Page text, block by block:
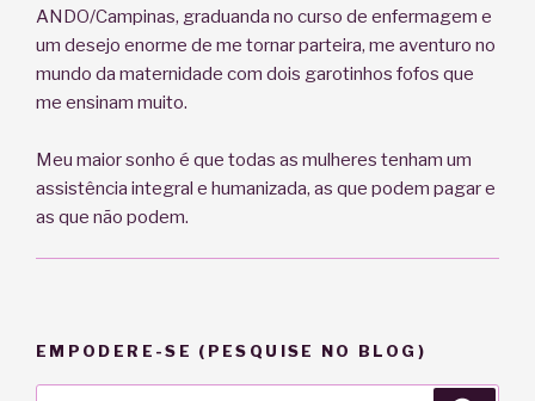
ANDO/Campinas, graduanda no curso de enfermagem e
um desejo enorme de me tornar parteira, me aventuro no
mundo da maternidade com dois garotinhos fofos que
me ensinam muito.
Meu maior sonho é que todas as mulheres tenham um
assistência integral e humanizada, as que podem pagar e
as que não podem.
EMPODERE-SE (PESQUISE NO BLOG)